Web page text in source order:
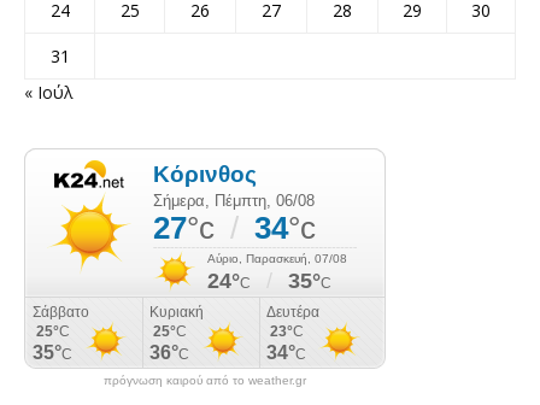
24
25 26 27 28 29
30
31
« Ιούλ
πρόγνωση καιρού από το weather.gr